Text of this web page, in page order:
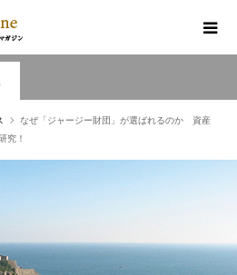
なぜ「ジャージー財団」が選ばれるのか 資産
究！